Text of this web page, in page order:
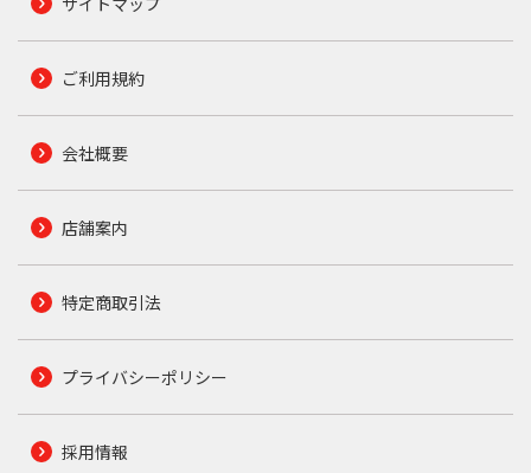
ご利用規約
会社概要
店舗案内
特定商取引法
プライバシーポリシー
採用情報